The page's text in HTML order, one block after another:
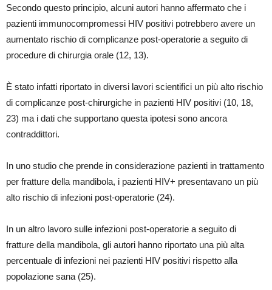
Secondo questo principio, alcuni autori hanno affermato che i
pazienti immunocompromessi HIV positivi potrebbero avere un
aumentato rischio di complicanze post-operatorie a seguito di
procedure di chirurgia orale (12, 13).
È stato infatti riportato in diversi lavori scientifici un più alto rischio
di complicanze post-chirurgiche in pazienti HIV positivi (10, 18,
23) ma i dati che supportano questa ipotesi sono ancora
contraddittori.
In uno studio che prende in considerazione pazienti in trattamento
per fratture della mandibola, i pazienti HIV+ presentavano un più
alto rischio di infezioni post-operatorie (24).
In un altro lavoro sulle infezioni post-operatorie a seguito di
fratture della mandibola, gli autori hanno riportato una più alta
percentuale di infezioni nei pazienti HIV positivi rispetto alla
popolazione sana (25).